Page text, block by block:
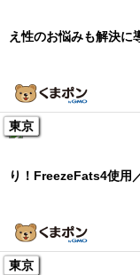
え性のお悩みも解決に
東京
り！FreezeFats4使用
東京